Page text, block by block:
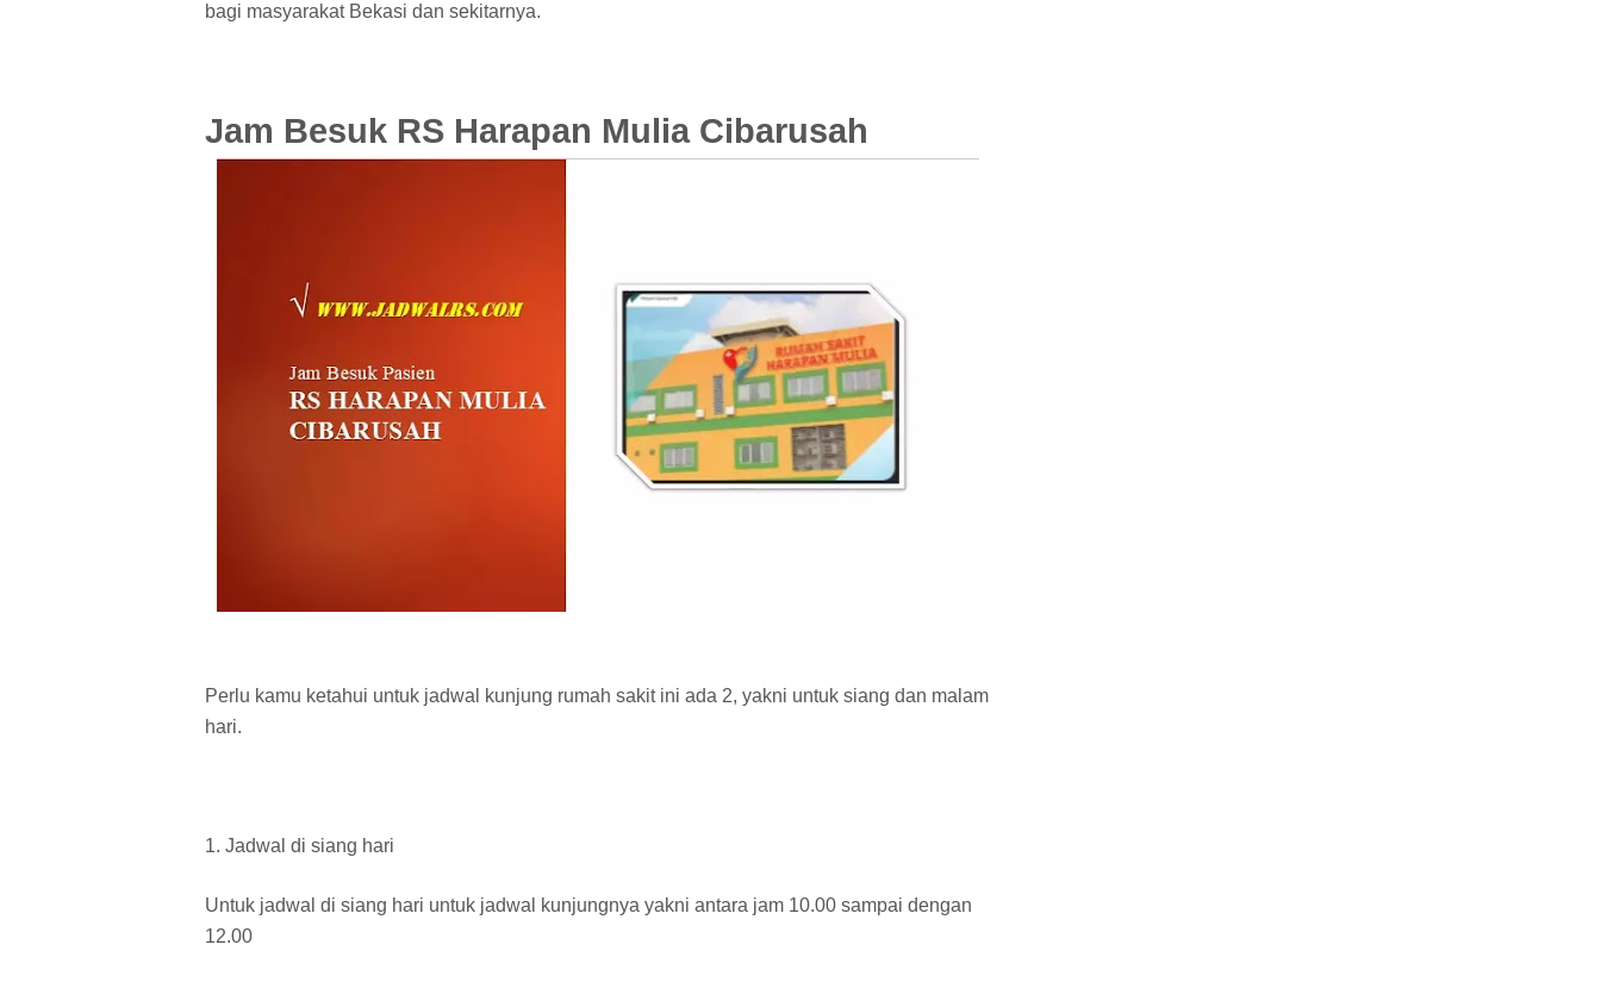
bagi masyarakat Bekasi dan sekitarnya.
Jam Besuk RS Harapan Mulia Cibarusah
Perlu kamu ketahui untuk jadwal kunjung rumah sakit ini ada 2, yakni untuk siang dan malam
hari.
1. Jadwal di siang hari
Untuk jadwal di siang hari untuk jadwal kunjungnya yakni antara jam 10.00 sampai dengan
12.00